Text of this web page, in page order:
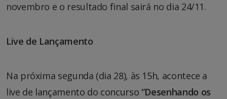
novembro e o resultado final sairá no dia 24/11.
Live de Lançamento
Na próxima segunda (dia 28), às 15h, acontece a
live de lançamento do concurso “Desenhando os